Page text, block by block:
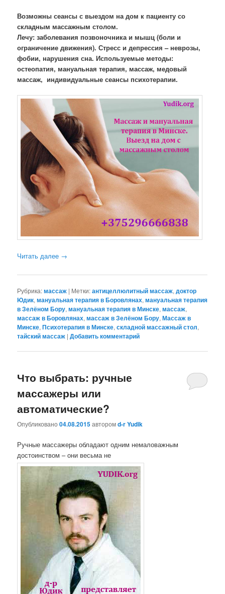
Возможны сеансы с выездом на дом к пациенту со
складным массажным столом.
Лечу: заболевания позвоночника и мышц (боли и
ограничение движения). Стресс и депрессия – неврозы,
фобии, нарушения сна. Используемые методы:
остеопатия, мануальная терапия, массаж, медовый
массаж, индивидуальные сеансы психотерапии.
Читать далее →
Рубрика:массаж | Метки:антицеллюлитный массаж,доктор
Юдик,мануальная терапия в Боровлянах,мануальная терапия
в Зелёном Бору,мануальная терапия в Минске,массаж,
массаж в Боровлянах,массаж в Зелёном Бору,Массаж в
Минске,Психотерапия в Минске,складной массажный стол,
тайский массаж |Добавить комментарий
Что выбрать: ручные
массажеры или
автоматические?
Опубликовано04.08.2015авторомd-r Yudik
Ручные массажеры обладают одним немаловажным
достоинством – они весьма не